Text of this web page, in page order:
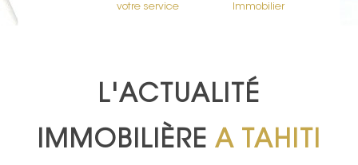
votre service
Immobilier
L'ACTUALITÉ
IMMOBILIÈRE A TAHITI